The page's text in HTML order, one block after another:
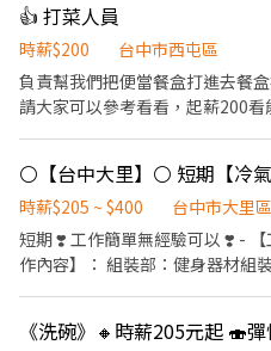
西路三段.號 💼工作內容:禮盒製作 流水線產品組裝、手作加工、檢
驗、包裝出貨等作業 ⏰上班時間:日班08:30~17:30 ➡️休息時間：
12:30-13:30 ▶▶▶薪資說明 : 時薪制:196元/h ∞∞∞◢┃詢問預約
┃◣∞∞∞ ✅服務專員➠ 文文小姐 ✅手機➠0932-733-893
👍 打菜人員
時薪$200
台中市西屯區
負責幫我們把便當餐盒打進去餐
請大家可以參考看看，起薪200看
時薪$205 ~ $400
台中市大里區
短期 ❣️ 工作簡單無經驗可以 ❣️ -
作內容】： 組裝部：健身器材組
- 【薪資制度】： 沖床 & 焊接